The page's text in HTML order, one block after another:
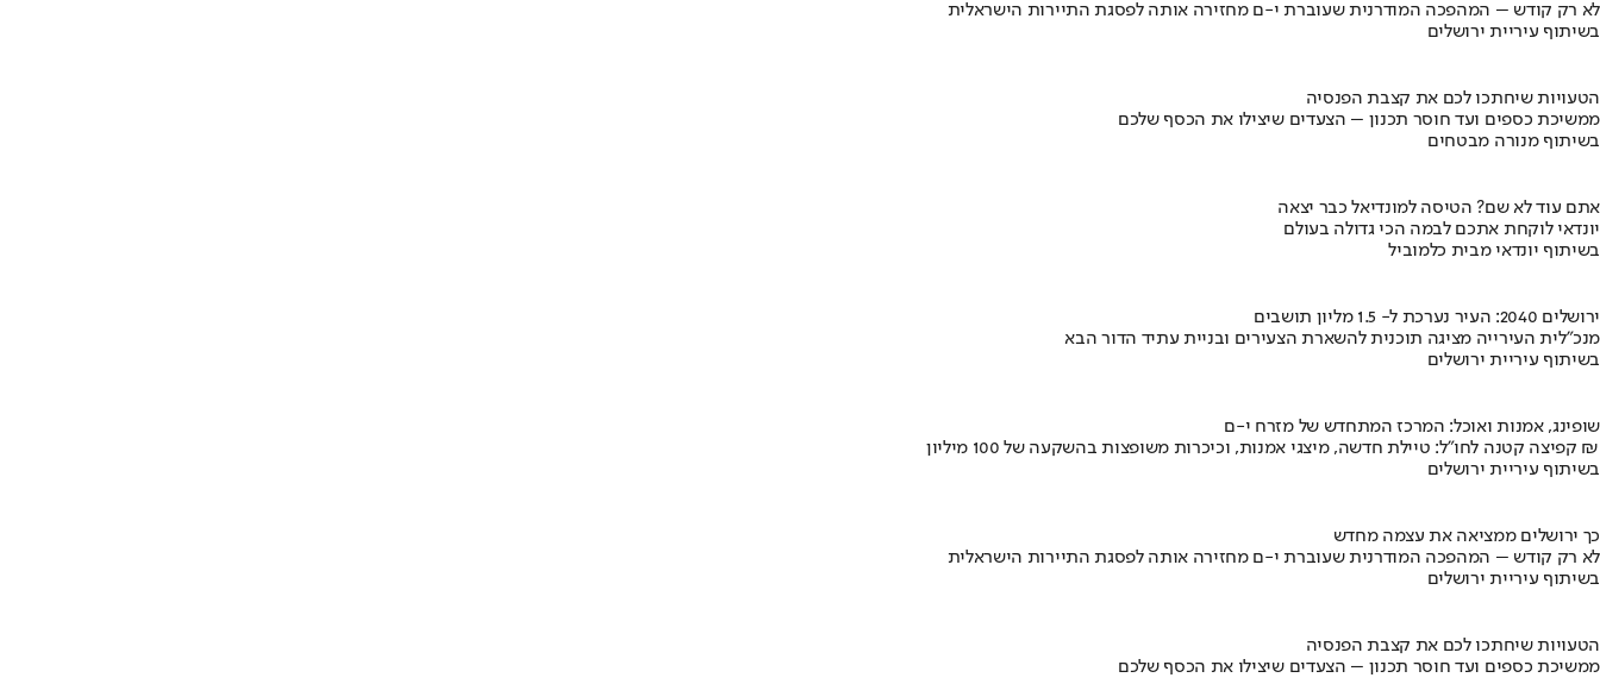
לא רק קודש – המהפכה המודרנית שעוברת י-ם מחזירה אותה לפסגת התיירות הישראלית
בשיתוף עיריית ירושלים
הטעויות שיחתכו לכם את קצבת הפנסיה
ממשיכת כספים ועד חוסר תכנון – הצעדים שיצילו את הכסף שלכם
בשיתוף מנורה מבטחים
אתם עוד לא שם? הטיסה למונדיאל כבר יצאה
יונדאי לוקחת אתכם לבמה הכי גדולה בעולם
בשיתוף יונדאי מבית כלמוביל
ירושלים 2040: העיר נערכת ל- 1.5 מליון תושבים
מנכ"לית העירייה מציגה תוכנית להשארת הצעירים ובניית עתיד הדור הבא
בשיתוף עיריית ירושלים
שופינג, אמנות ואוכל: המרכז המתחדש של מזרח י-ם
קפיצה קטנה לחו"ל: טיילת חדשה, מיצגי אמנות, וכיכרות משופצות בהשקעה של 100 מיליון ₪
בשיתוף עיריית ירושלים
כך ירושלים ממציאה את עצמה מחדש
לא רק קודש – המהפכה המודרנית שעוברת י-ם מחזירה אותה לפסגת התיירות הישראלית
בשיתוף עיריית ירושלים
הטעויות שיחתכו לכם את קצבת הפנסיה
ממשיכת כספים ועד חוסר תכנון – הצעדים שיצילו את הכסף שלכם